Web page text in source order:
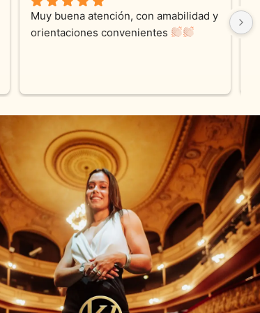
Muy linda atención, me encanta!!!Es la
segunda vez q compro, siempre